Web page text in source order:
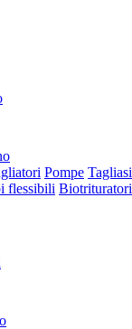
Pompe
flessibili Biotrituratori